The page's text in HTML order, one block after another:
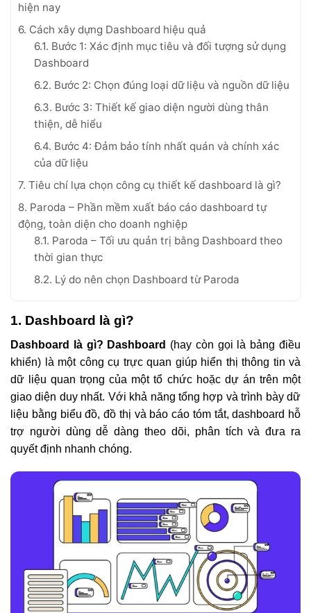
hiện nay
6. Cách xây dựng Dashboard hiệu quả
6.1. Bước 1: Xác định mục tiêu và đối tượng sử dụng
Dashboard
6.2. Bước 2: Chọn đúng loại dữ liệu và nguồn dữ liệu
6.3. Bước 3: Thiết kế giao diện người dùng thân
thiện, dễ hiểu
6.4. Bước 4: Đảm bảo tính nhất quán và chính xác
của dữ liệu
7. Tiêu chí lựa chọn công cụ thiết kế dashboard là gì?
8. Paroda – Phần mềm xuất báo cáo dashboard tự
động, toàn diện cho doanh nghiệp
8.1. Paroda – Tối ưu quản trị bằng Dashboard theo
thời gian thực
8.2. Lý do nên chọn Dashboard từ Paroda
1. Dashboard là gì?
Dashboard là gì? Dashboard (hay còn gọi là bảng điều
khiển) là một công cụ trực quan giúp hiển thị thông tin và
dữ liệu quan trọng của một tổ chức hoặc dự án trên một
giao diện duy nhất. Với khả năng tổng hợp và trình bày dữ
liệu bằng biểu đồ, đồ thị và báo cáo tóm tắt, dashboard hỗ
trợ người dùng dễ dàng theo dõi, phân tích và đưa ra
quyết định nhanh chóng.